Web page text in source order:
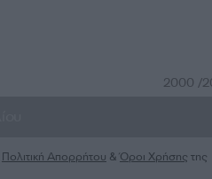
2000 /
Πολιτική Απορρήτου &Όροι Χρήσης της